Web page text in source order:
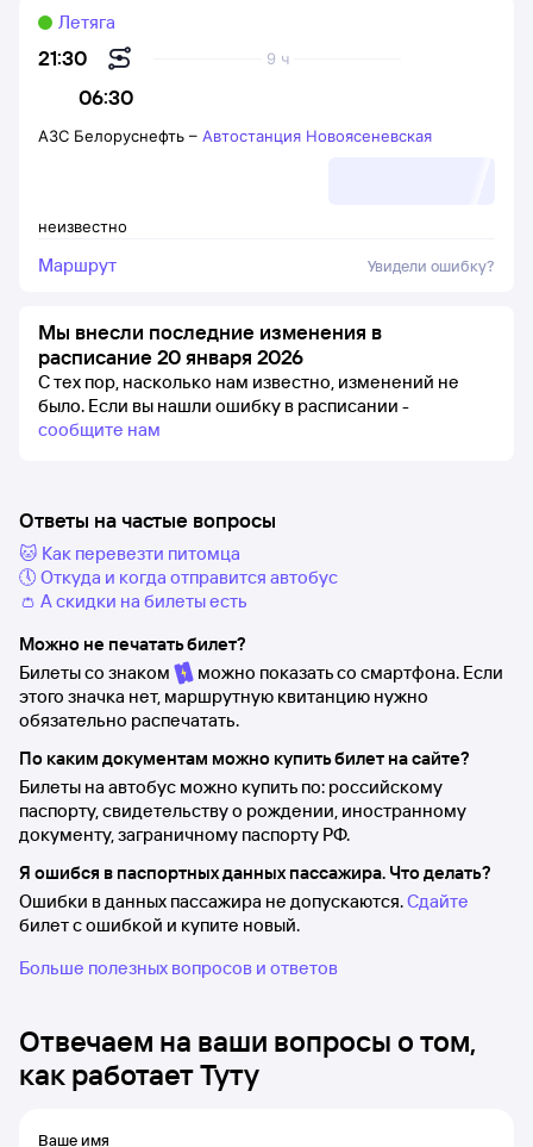
21:30
06:30
9 ч
Летяга
неизвестно
АЗС Белоруснефть – Автостанция Новоясеневская
Маршрут Увидели ошибку?
Мы внесли последние изменения в
расписание 20 января 2026
С тех пор, насколько нам известно, изменений не
было. Если вы нашли ошибку в расписании -
сообщите нам
Ответы на частые вопросы
🐱 Как перевезти питомца
🕔 Откуда и когда отправится автобус
👛 А скидки на билеты есть
Можно не печатать билет?
Билеты со знаком
можно показать со смартфона. Если
этого значка нет, маршрутную квитанцию нужно
обязательно распечатать.
По каким документам можно купить билет на сайте?
Билеты на автобус можно купить по: российскому
паспорту, свидетельству о рождении, иностранному
документу, заграничному паспорту РФ.
Я ошибся в паспортных данных пассажира. Что делать?
Ошибки в данных пассажира не допускаются.Сдайте
билет с ошибкой и купите новый.
Больше полезных вопросов и ответов
Отвечаем на ваши вопросы о том,
как работает Туту
Ваше имя